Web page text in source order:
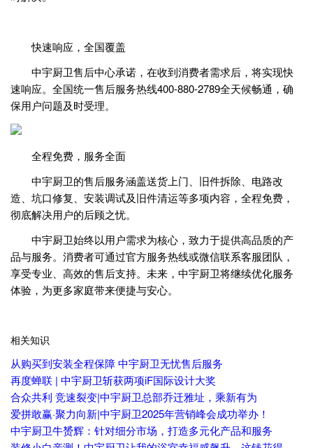
快速响应，全国覆盖
中宇厨卫售后中心承诺，在收到消费者需求后，将实现快
速响应。全国统一售后服务热线400-880-2789全天候畅通，确
保用户问题及时受理。
全程免费，服务全面
中宇厨卫的售后服务涵盖送货上门、旧件拆除、电路改
造、坑口修复、安装调试及旧件清运等多项内容，全程免费，
彻底解决用户的后顾之忧。
中宇厨卫始终以用户需求为核心，致力于提供高品质的产
品与服务。消费者可通过官方服务热线或微信联系客服团队，
享受专业、高效的售后支持。未来，中宇厨卫将继续优化服务
体验，为更多家庭带来便捷与安心。
相关知识
从购买到安装全程保障 中宇厨卫无忧售后服务
再度蝉联 | 中宇厨卫斩获两项iF国际设计大奖
合众共利 竞速裂变|中宇厨卫总部乔迁雅址，乘新有为
爱拼敢赢·聚力向新|中宇厨卫2025年营销峰会成功举办！
中宇厨卫牛赟辉：针对细分市场，打造多元化产品和服务